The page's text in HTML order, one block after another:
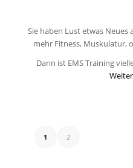
Sie haben Lust etwas
mehr Fitness, Muskulatur,
Dann ist EMS Training
1 2